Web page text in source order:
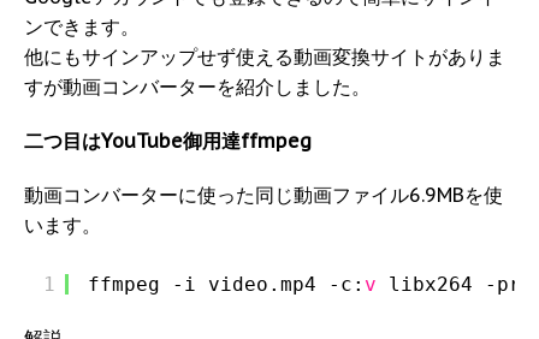
ンできます。
他にもサインアップせず使える動画変換サイトがありま
すが動画コンバーターを紹介しました。
二つ目はYouTube御用達ffmpeg
動画コンバーターに使った同じ動画ファイル6.9MBを使
います。
1 ffmpeg -i video.mp4 -c: v libx264 -